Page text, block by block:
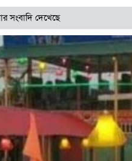
সংবাদি দেখেছে